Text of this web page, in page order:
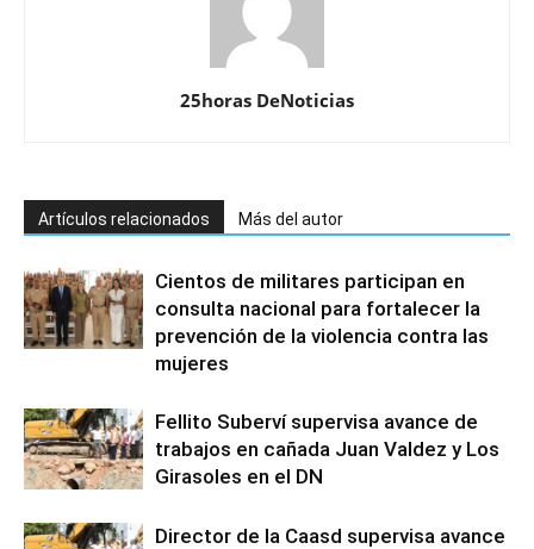
25horas DeNoticias
Artículos relacionados Más del autor
Cientos de militares participan en
consulta nacional para fortalecer la
prevención de la violencia contra las
mujeres
Fellito Suberví supervisa avance de
trabajos en cañada Juan Valdez y Los
Girasoles en el DN
Director de la Caasd supervisa avance